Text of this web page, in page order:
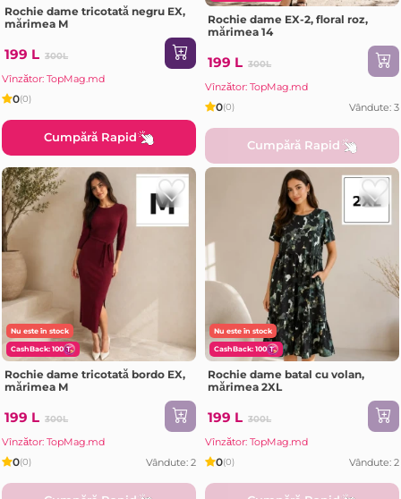
Rochie dame tricotată negru EX,
mărimea M
199 L 300L
Vînzător: TopMag.md
0(0)
Cumpără Rapid
Rochie dame EX-2, floral roz,
mărimea 14
199 L 300L
Vînzător: TopMag.md
0(0) Vândute: 3
Cumpără Rapid
Nu este în stock
CashBack: 100
Rochie dame tricotată bordo EX,
mărimea M
199 L 300L
Vînzător: TopMag.md
0(0) Vândute: 2
Nu este în stock
CashBack: 100
Rochie dame batal cu volan,
mărimea 2XL
199 L 300L
Vînzător: TopMag.md
0(0) Vândute: 2